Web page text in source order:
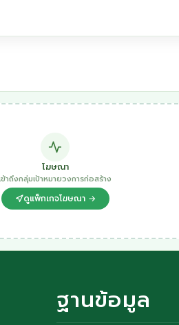
โฆษณา
ข้าถึงกลุ่มเป้าหมายวงการก่อสร้าง
ดูแพ็กเกจโฆษณา →
ฐานข้อมูล